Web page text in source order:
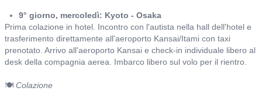
9° giorno, mercoledì: Kyoto - Osaka
Prima colazione in hotel. Incontro con l'autista nella hall dell'hotel e
trasferimento direttamente all'aeroporto Kansai/Itami con taxi
prenotato. Arrivo all'aeroporto Kansai e check-in individuale libero al
desk della compagnia aerea. Imbarco libero sul volo per il rientro.
🍽️ Colazione